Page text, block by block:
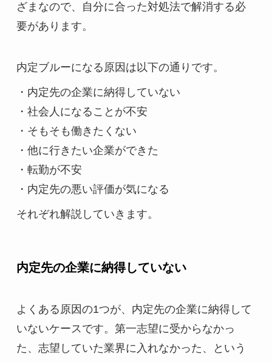
ざまなので、自分に合った対処法で解消する必
要があります。
内定ブルーになる原因は以下の通りです。
・内定先の企業に納得していない
・社会人になることが不安
・そもそも働きたくない
・他に行きたい企業ができた
・転勤が不安
・内定先の悪い評価が気になる
それぞれ解説していきます。
内定先の企業に納得していない
よくある原因の1つが、内定先の企業に納得して
いないケースです。第一志望に受からなかっ
た、志望していた業界に入れなかった、という